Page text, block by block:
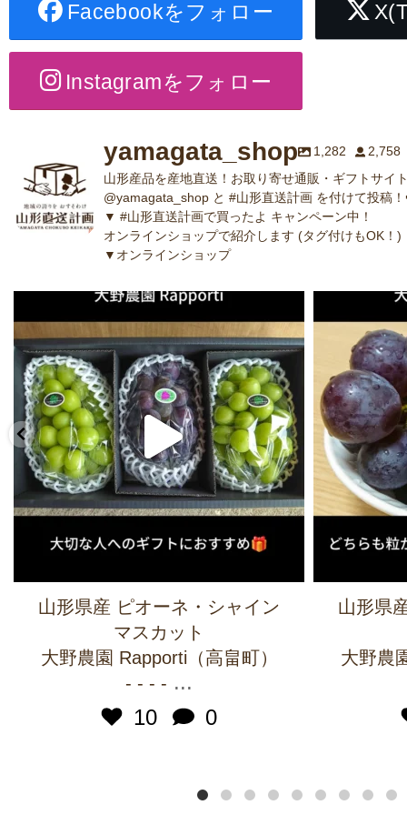
Facebookをフォロー
Instagramをフォロー
yamagata_shop 1,282
2,758
山形産品を産地直送！お取り寄せ通販・ギフトサイ
@yamagata_shop と #山形直送計画 を付けて投稿
▼ #山形直送計画で買ったよ キャンペーン中！
オンラインショップで紹介します (タグ付けもOK！)
▼オンラインショップ
山形県産 ピオーネ・シャイン
マスカット
大野農園 Rapporti（高畠町）
- - - - ...
10
0
山形県
大野農